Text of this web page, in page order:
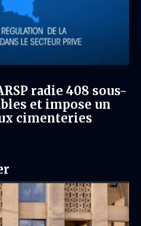
radie 408 sous-
et impose un
cimenteries